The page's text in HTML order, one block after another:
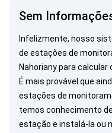
Sem
Infelizmente, nosso
de estações de
Nahoriany para calcular
É mais provável que
estações de
temos conhecimento
estação e instalá-la ou